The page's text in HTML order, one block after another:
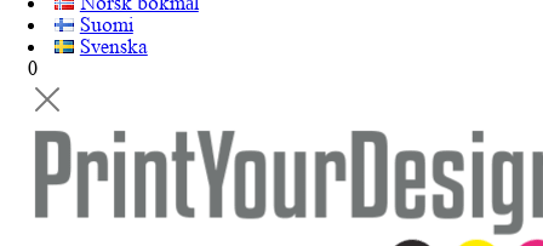
Suomi
Svenska
0